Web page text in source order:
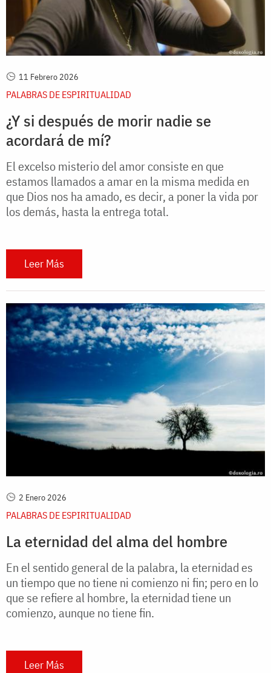
11 Febrero 2026
PALABRAS DE ESPIRITUALIDAD
¿Y si después de morir nadie se
acordará de mí?
El excelso misterio del amor consiste en que
estamos llamados a amar en la misma medida en
que Dios nos ha amado, es decir, a poner la vida por
los demás, hasta la entrega total.
Leer Más
2 Enero 2026
PALABRAS DE ESPIRITUALIDAD
La eternidad del alma del hombre
En el sentido general de la palabra, la eternidad es
un tiempo que no tiene ni comienzo ni fin; pero en lo
que se refiere al hombre, la eternidad tiene un
comienzo, aunque no tiene fin.
Leer Más